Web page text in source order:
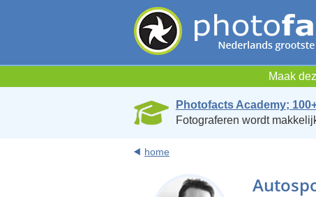
Maak
Photofacts Academy;
Fotograferen wordt
home